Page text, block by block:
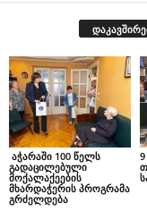
აჭარაში 100 წელს
გადაცილებული
მოქალაქეების
მხარდაჭერის პროგრამა
გრძელდება